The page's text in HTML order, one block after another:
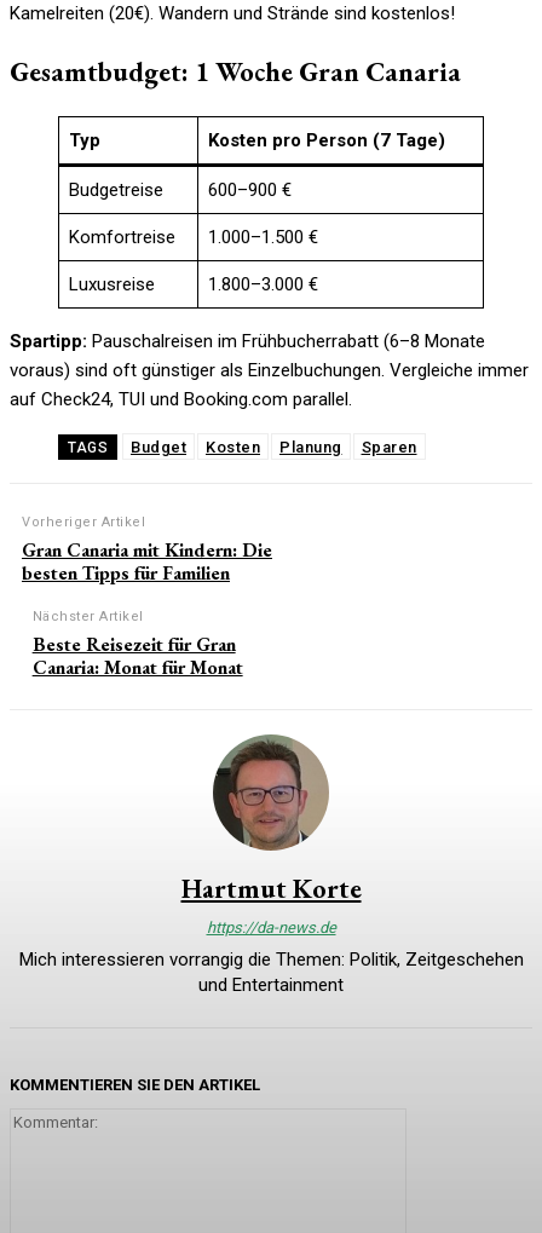
Kamelreiten (20€). Wandern und Strände sind kostenlos!
Gesamtbudget: 1 Woche Gran Canaria
Typ Kosten pro Person (7 Tage)
Budgetreise 600–900 €
Komfortreise 1.000–1.500 €
Luxusreise 1.800–3.000 €
Spartipp: Pauschalreisen im Frühbucherrabatt (6–8 Monate
voraus) sind oft günstiger als Einzelbuchungen. Vergleiche immer
auf Check24, TUI und Booking.com parallel.
TAGS Budget Kosten Planung Sparen
Vorheriger Artikel
Gran Canaria mit Kindern: Die
besten Tipps für Familien
Nächster Artikel
Beste Reisezeit für Gran
Canaria: Monat für Monat
Hartmut Korte
https://da-news.de
Mich interessieren vorrangig die Themen: Politik, Zeitgeschehen
und Entertainment
KOMMENTIEREN SIE DEN ARTIKEL